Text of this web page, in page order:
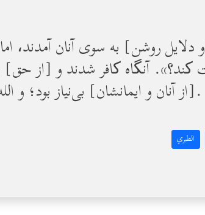
روشن] به سوی آنان آمدند،
آنگاه کافر شدند و [از حق]
[از آنان و ایمانشان] بی‌نیاز بود؛ و الله بی‌نیازِ ستوده است.
الطبري